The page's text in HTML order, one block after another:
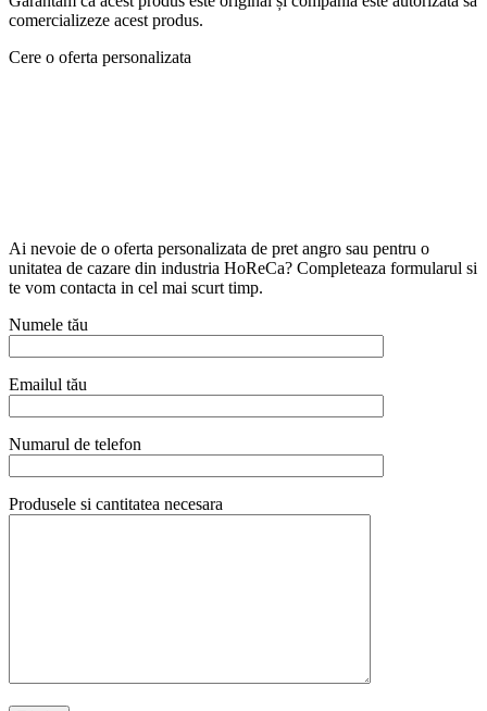
comercializeze acest produs.
Cere o oferta personalizata
Ai nevoie de o oferta personalizata de pret angro sau pentru o
unitatea de cazare din industria HoReCa? Completeaza formularul si
te vom contacta in cel mai scurt timp.
Numele tău
Emailul tău
Numarul de telefon
Produsele si cantitatea necesara